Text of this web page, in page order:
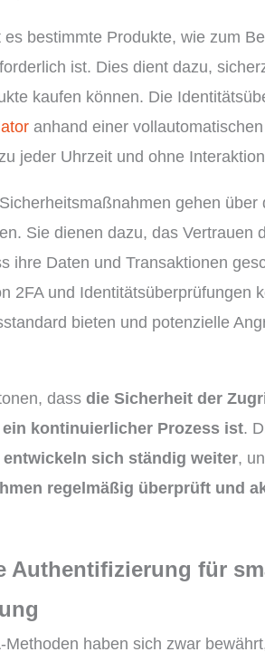
bestimmte Produkte, wie zum
ist. Dies dient dazu,
kaufen können. Die
anhand einer
jeder Uhrzeit und ohne
gehen
Sie dienen dazu, das Vertrauen
ihre Daten und Transaktionen
2FA und Identitätsüberprüfungen
bieten und potenzielle
dassdie Sicherheit der
kontinuierlicher Prozess ist.
sich ständig weiter,
regelmäßig überprüft und
Authentifizierung für
Methoden haben sich zwar